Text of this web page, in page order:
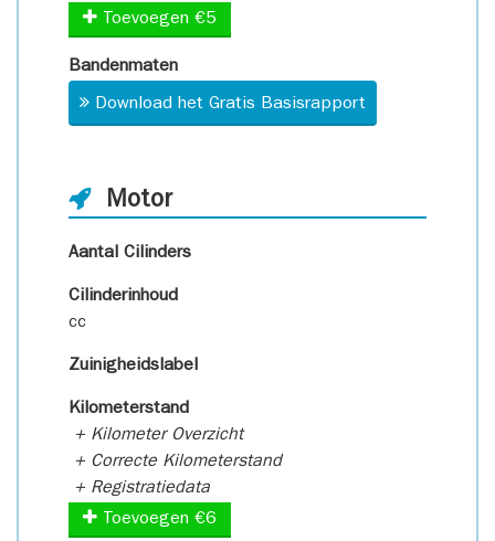
Toevoegen €5
Bandenmaten
Download het Gratis Basisrapport
Motor
Aantal Cilinders
Cilinderinhoud
cc
Zuinigheidslabel
Kilometerstand
+ Kilometer Overzicht
+ Correcte Kilometerstand
+ Registratiedata
Toevoegen €6